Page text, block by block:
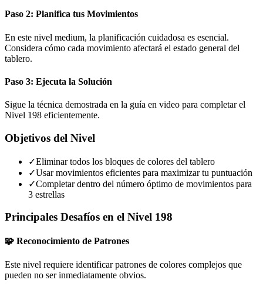
Paso 2: Planifica tus Movimientos
En este nivel medium, la planificación cuidadosa es esencial.
Considera cómo cada movimiento afectará el estado general del
tablero.
Paso 3: Ejecuta la Solución
Sigue la técnica demostrada en la guía en video para completar el
Nivel 198 eficientemente.
Objetivos del Nivel
✓Eliminar todos los bloques de colores del tablero
✓Usar movimientos eficientes para maximizar tu puntuación
✓Completar dentro del número óptimo de movimientos para
3 estrellas
Principales Desafíos en el Nivel 198
🧩 Reconocimiento de Patrones
Este nivel requiere identificar patrones de colores complejos que
pueden no ser inmediatamente obvios.